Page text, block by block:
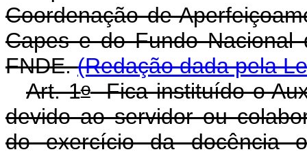
Coordenação de
Capes e do Fundo Nacional
FNDE.(Redação dada pela
Art. 1oFica instituído o
devido ao servidor ou
do exercício da docência